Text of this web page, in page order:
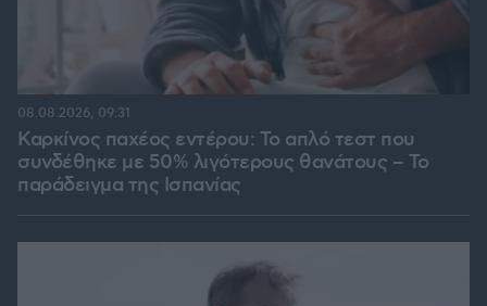
Καρκίνος παχέος εντέρου: Το απλό τεστ που
συνδέθηκε με 50% λιγότερους θανάτους – Το
παράδειγμα της Ισπανίας
08.08.2026, 09:31